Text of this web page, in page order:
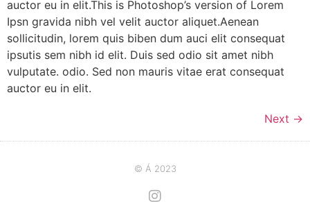
auctor eu in elit.This is Photoshop’s version of Lorem
Ipsn gravida nibh vel velit auctor aliquet.Aenean
sollicitudin, lorem quis biben dum auci elit consequat
ipsutis sem nibh id elit. Duis sed odio sit amet nibh
vulputate. odio. Sed non mauris vitae erat consequat
auctor eu in elit.
Next →
© Á 2023